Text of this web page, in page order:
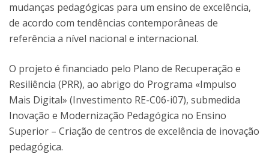
mudanças pedagógicas para um ensino de excelência,
de acordo com tendências contemporâneas de
referência a nível nacional e internacional.
O projeto é financiado pelo Plano de Recuperação e
Resiliência (PRR), ao abrigo do Programa «Impulso
Mais Digital» (Investimento RE-C06-i07), submedida
Inovação e Modernização Pedagógica no Ensino
Superior – Criação de centros de excelência de inovação
pedagógica.